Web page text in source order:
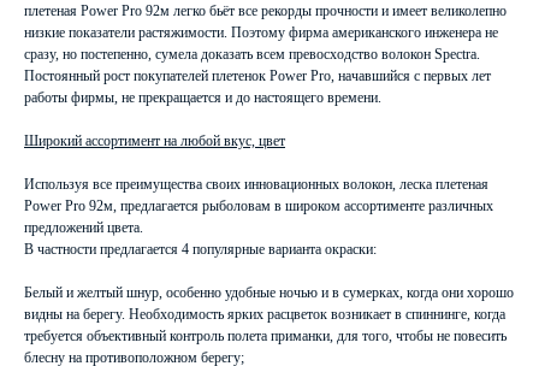
плетеная Power Pro 92м легко бьёт все рекорды прочности и имеет великолепно
низкие показатели растяжимости. Поэтому фирма американского инженера не
сразу, но постепенно, сумела доказать всем превосходство волокон Spectra.
Постоянный рост покупателей плетенок Power Pro, начавшийся с первых лет
работы фирмы, не прекращается и до настоящего времени.
Широкий ассортимент на любой вкус, цвет
Используя все преимущества своих инновационных волокон, леска плетеная
Power Pro 92м, предлагается рыболовам в широком ассортименте различных
предложений цвета.
В частности предлагается 4 популярные варианта окраски:
Белый и желтый шнур, особенно удобные ночью и в сумерках, когда они хорошо
видны на берегу. Необходимость ярких расцветок возникает в спиннинге, когда
требуется объективный контроль полета приманки, для того, чтобы не повесить
блесну на противоположном берегу;